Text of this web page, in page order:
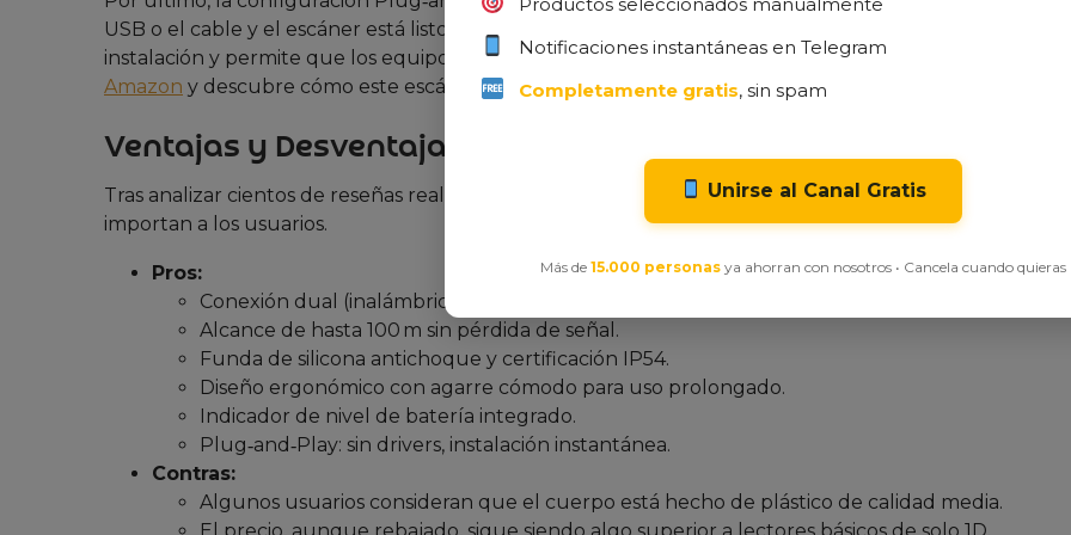
USB o el cable y el escáner está listo para usar, sin necesidad de instalar controladores. Esto ahorra
instalación y permite que los equipos técnicos se centren en tareas de mayor valor.
Amazon y descubre cómo este escáner puede transformar tu operación.
Ventajas y Desventajas (Opinión Realista)
Tras analizar cientos de reseñas reales, hemos identificado los puntos fuertes y débiles que realmente
importan a los usuarios.
Pros:
Conexión dual (inalámbrica y cable) que brinda gran flexibilidad.
Alcance de hasta 100 m sin pérdida de señal.
Funda de silicona antichoque y certificación IP54.
Diseño ergonómico con agarre cómodo para uso prolongado.
Indicador de nivel de batería integrado.
Plug‑and‑Play: sin drivers, instalación instantánea.
Contras:
Algunos usuarios consideran que el cuerpo está hecho de plástico de calidad media.
Notificaciones instantáneas en Telegram
Completamente gratis, sin spam
Unirse al Canal Gratis
Más de 15.000 personas ya ahorran con nosotros • Cancela cuando quieras